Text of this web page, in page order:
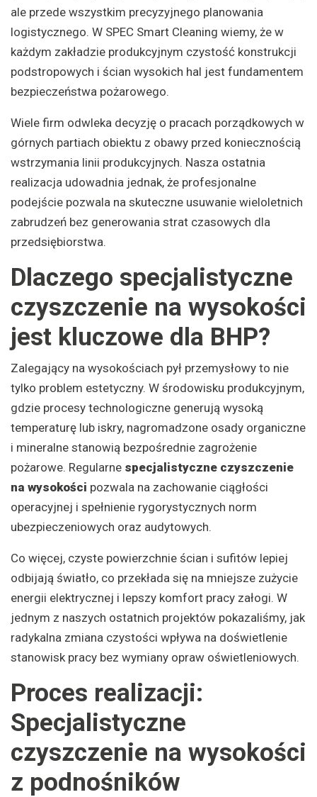
ale przede wszystkim precyzyjnego planowania
logistycznego. W SPEC Smart Cleaning wiemy, że w
każdym zakładzie produkcyjnym czystość konstrukcji
podstropowych i ścian wysokich hal jest fundamentem
bezpieczeństwa pożarowego.
Wiele firm odwleka decyzję o pracach porządkowych w
górnych partiach obiektu z obawy przed koniecznością
wstrzymania linii produkcyjnych. Nasza ostatnia
realizacja udowadnia jednak, że profesjonalne
podejście pozwala na skuteczne usuwanie wieloletnich
zabrudzeń bez generowania strat czasowych dla
przedsiębiorstwa.
Dlaczego specjalistyczne
czyszczenie na wysokości
jest kluczowe dla BHP?
Zalegający na wysokościach pył przemysłowy to nie
tylko problem estetyczny. W środowisku produkcyjnym,
gdzie procesy technologiczne generują wysoką
temperaturę lub iskry, nagromadzone osady organiczne
i mineralne stanowią bezpośrednie zagrożenie
pożarowe. Regularne specjalistyczne czyszczenie
na wysokości pozwala na zachowanie ciągłości
operacyjnej i spełnienie rygorystycznych norm
ubezpieczeniowych oraz audytowych.
Co więcej, czyste powierzchnie ścian i sufitów lepiej
odbijają światło, co przekłada się na mniejsze zużycie
energii elektrycznej i lepszy komfort pracy załogi. W
jednym z naszych ostatnich projektów pokazaliśmy, jak
radykalna zmiana czystości wpływa na doświetlenie
stanowisk pracy bez wymiany opraw oświetleniowych.
Proces realizacji:
Specjalistyczne
czyszczenie na wysokości
z podnośników